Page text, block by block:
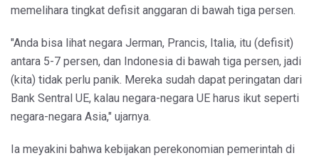
memelihara tingkat defisit anggaran di bawah tiga persen.
"Anda bisa lihat negara Jerman, Prancis, Italia, itu (defisit)
antara 5-7 persen, dan Indonesia di bawah tiga persen, jadi
(kita) tidak perlu panik. Mereka sudah dapat peringatan dari
Bank Sentral UE, kalau negara-negara UE harus ikut seperti
negara-negara Asia," ujarnya.
Ia meyakini bahwa kebijakan perekonomian pemerintah di